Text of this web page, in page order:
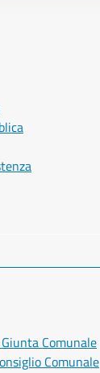
Comunale
Comunale